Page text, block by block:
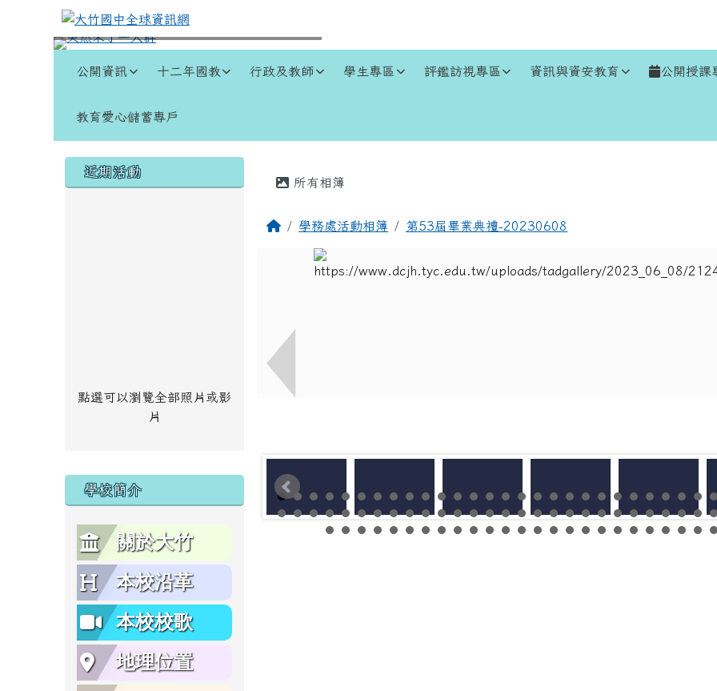
跳至主內容區
大竹國中全球資訊網
公開資訊 十二年國教 行政及教師 學生專區 評鑑訪視專區 資訊與資安教育 公開授課
教育愛心儲蓄專戶
左邊區域內容
近期活動
點選可以瀏覽全部照片或影
片
學校簡介
關於大竹
本校沿革
本校校歌
地理位置
主內容區域
所有相簿
回首頁學務處活動相簿 第53屆畢業典禮-20230608
頁尾區域